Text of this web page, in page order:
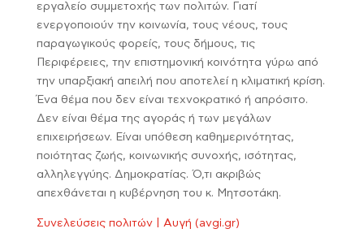
εργαλείο συμμετοχής των πολιτών. Γιατί
ενεργοποιούν την κοινωνία, τους νέους, τους
παραγωγικούς φορείς, τους δήμους, τις
Περιφέρειες, την επιστημονική κοινότητα γύρω από
την υπαρξιακή απειλή που αποτελεί η κλιματική κρίση.
Ένα θέμα που δεν είναι τεχνοκρατικό ή απρόσιτο.
Δεν είναι θέμα της αγοράς ή των μεγάλων
επιχειρήσεων. Είναι υπόθεση καθημερινότητας,
ποιότητας ζωής, κοινωνικής συνοχής, ισότητας,
αλληλεγγύης. Δημοκρατίας. Ό,τι ακριβώς
απεχθάνεται η κυβέρνηση του κ. Μητσοτάκη.
Συνελεύσεις πολιτών | Αυγή (avgi.gr)